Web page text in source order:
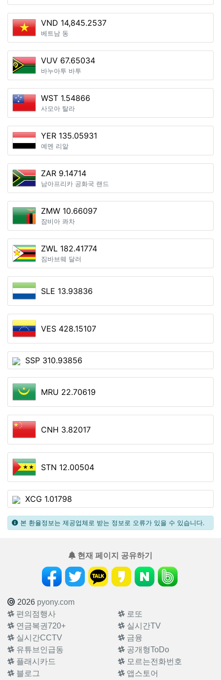
VND 14,845.2537
베트남 동
VUV 67.65034
바누아투 바투
WST 1.54866
사모아 탈라
YER 135.05931
예멘 리알
ZAR 9.14714
남아프리카 공화국 랜드
ZMW 10.66097
잠비아 콰차
ZWL 182.41774
짐바브웨 달러
SLE 13.93836
VES 428.15107
SSP 310.93856
MRU 22.70619
CNH 3.82017
STN 12.00504
XCG 1.01798
본 환율정보는 제공업체로 받는 정보로 오류가 있을 수 있습니다.
현재 페이지 공유하기
2026 pyony.com
편의점행사
로또
연금복권720+
실시간TV
실시간CCTV
금융
유튜브인급동
공개형ToDo
플래시카드
모르는전화번호
블로그
앱스토어